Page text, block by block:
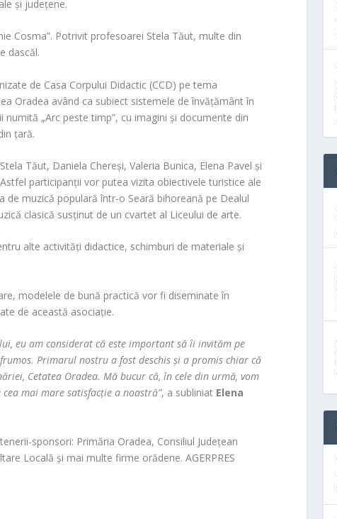
şi judeţene.
Cosma”. Potrivit profesoarei Stela Tăut, multe din
dascăl.
de Casa Corpului Didactic (CCD) pe tema
Oradea având ca subiect sistemele de învăţământ în
„Arc peste timp”, cu imagini şi documente din
ţară.
Tăut, Daniela Chereşi, Valeria Bunica, Elena Pavel şi
participanţii vor putea vizita obiectivele turistice ale
muzică populară într-o Seară bihoreană pe Dealul
clasică susţinut de un cvartet al Liceului de arte.
alte activităţi didactice, schimburi de materiale şi
modelele de bună practică vor fi diseminate în
de această asociaţie.
eu am considerat că este important să îi invităm pe
Primarul nostru a fost deschis şi a promis chiar că
Cetatea Oradea. Mă bucur că, în cele din urmă, vom
mai mare satisfacţie a noastră”, a subliniat Elena
sponsori: Primăria Oradea, Consiliul Judeţean
Locală şi mai multe firme orădene. AGERPRES